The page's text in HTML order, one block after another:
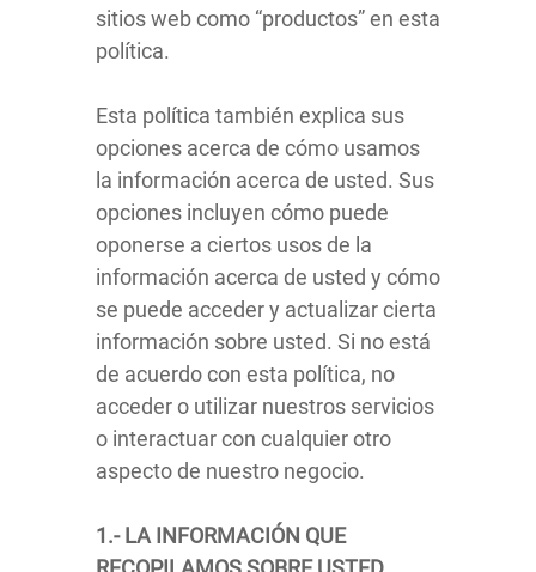
sitios web como “productos” en esta
política.
Esta política también explica sus
opciones acerca de cómo usamos
la información acerca de usted. Sus
opciones incluyen cómo puede
oponerse a ciertos usos de la
información acerca de usted y cómo
se puede acceder y actualizar cierta
información sobre usted. Si no está
de acuerdo con esta política, no
acceder o utilizar nuestros servicios
o interactuar con cualquier otro
aspecto de nuestro negocio.
1.- LA INFORMACIÓN QUE